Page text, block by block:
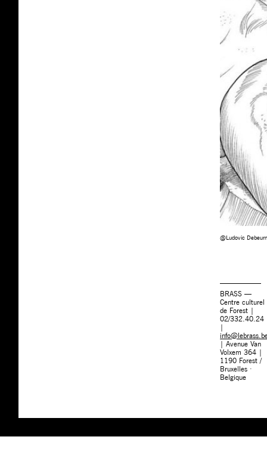
@Ludovic
BRASS —
Centre culturel
de Forest |
02/332.40.24
|
| Avenue Van
Volxem 364 |
1190 Forest /
Bruxelles ·
Belgique